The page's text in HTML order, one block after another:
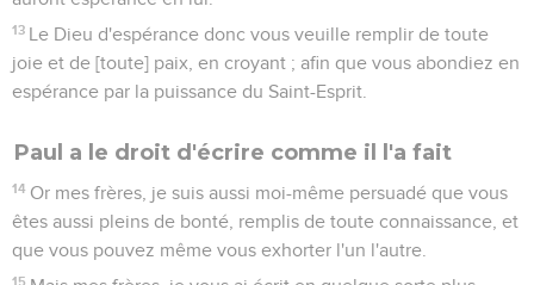
13 Le Dieu d'espérance donc vous veuille remplir de toute
joie et de [toute] paix, en croyant ; afin que vous abondiez en
espérance par la puissance du Saint-Esprit.
Paul a le droit d'écrire comme il l'a fait
14 Or mes frères, je suis aussi moi-même persuadé que vous
êtes aussi pleins de bonté, remplis de toute connaissance, et
que vous pouvez même vous exhorter l'un l'autre.
15